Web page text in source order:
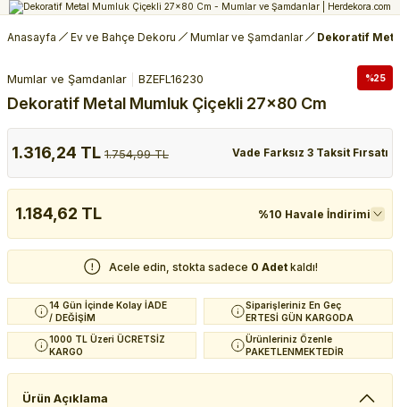
Anasayfa Ev ve Bahçe Dekoru Mumlar ve Şamdanlar Dekoratif
%25
Mumlar ve Şamdanlar BZEFL16230
Dekoratif Metal Mumluk Çiçekli 27x80 Cm
1.316,24 TL 1.754,99 TL Vade Farksız 3 Taksit Fırsatı
1.184,62 TL %10 Havale İndirimi
Acele edin, stokta sadece 0 Adet kaldı!
14 Gün İçinde Kolay İADE
/ DEĞİŞİM
Siparişleriniz En Geç
ERTESİ GÜN KARGODA
1000 TL Üzeri ÜCRETSİZ
KARGO
Ürünleriniz Özenle
PAKETLENMEKTEDİR
Ürün Açıklama